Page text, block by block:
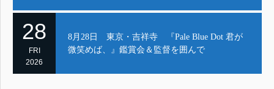
28
FRI
2026
8月28日 東京・吉祥寺 『Pale Blue Dot 君が
微笑めば、』鑑賞会＆監督を囲んで